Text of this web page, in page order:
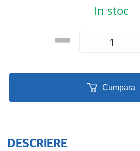
In stoc
Cumpara
DESCRIERE